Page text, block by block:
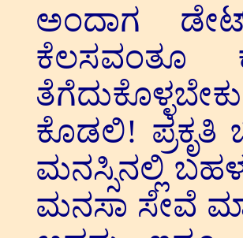
ಅಂದಾಗ
ಕೆಲಸವಂತೂ
ಕೊಡಲಿ!
ಮನಸ್ಸಿನಲ್ಲಿ
ಮನಸಾ ಸೇವೆ